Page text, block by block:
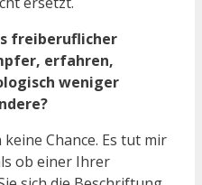
freiberuflicher
erfahren,
weniger
Chance. Es tut mir
ob einer Ihrer